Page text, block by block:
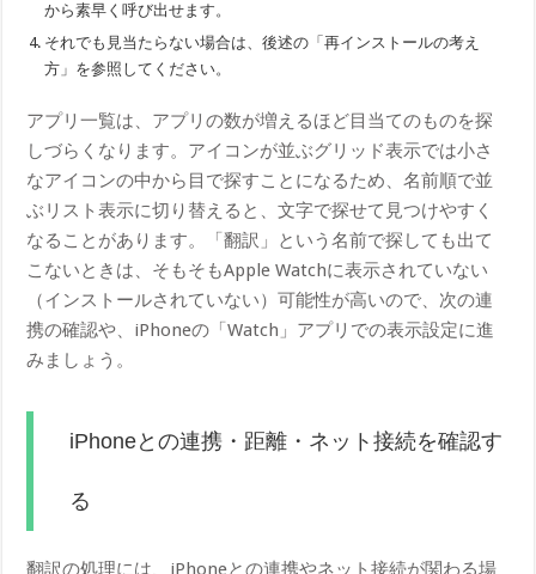
から素早く呼び出せます。
それでも見当たらない場合は、後述の「再インストールの考え
方」を参照してください。
アプリ一覧は、アプリの数が増えるほど目当てのものを探
しづらくなります。アイコンが並ぶグリッド表示では小さ
なアイコンの中から目で探すことになるため、名前順で並
ぶリスト表示に切り替えると、文字で探せて見つけやすく
なることがあります。「翻訳」という名前で探しても出て
こないときは、そもそもApple Watchに表示されていない
（インストールされていない）可能性が高いので、次の連
携の確認や、iPhoneの「Watch」アプリでの表示設定に進
みましょう。
iPhoneとの連携・距離・ネット接続を確認す
る
翻訳の処理には、iPhoneとの連携やネット接続が関わる場